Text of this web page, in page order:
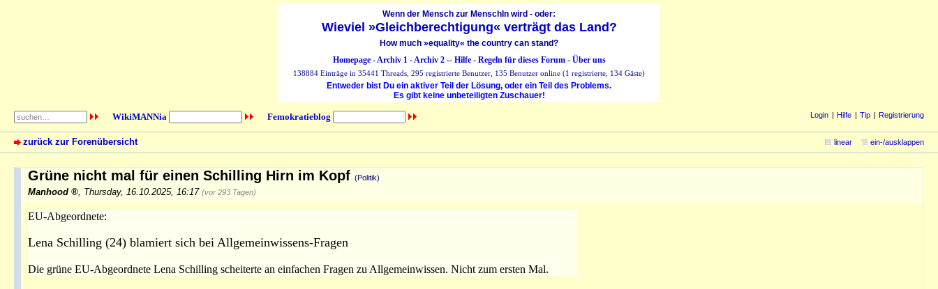
Wenn der Mensch zur MenschIn wird - oder:
Wieviel »Gleichberechtigung« verträgt das Land?
How much »equality« the country can stand?
Homepage-Archiv 1-Archiv 2-- Hilfe- Regeln für dieses Forum- Über uns
138884 Einträge in 35441 Threads, 295 registrierte Benutzer, 135 Benutzer online (1 registrierte, 134 Gäste)
Entweder bist Du ein aktiver Teil der Lösung, oder ein Teil des Problems.
Es gibt keine unbeteiligten Zuschauer!
WikiMANNia Femokratieblog Login Hilfe Tip Registrierung
zurück zur Forenübersicht linear ein-/ausklappen
Grüne nicht mal für einen Schilling Hirn im Kopf (Politik)
Manhood Thursday, 16.10.2025, 16:17 (vor 293 Tagen)
EU-Abgeordnete:
Lena Schilling (24) blamiert sich bei Allgemeinwissens-Fragen
Die grüne EU-Abgeordnete Lena Schilling scheiterte an einfachen Fragen zu Allgemeinwissen. Nicht zum ersten Mal.